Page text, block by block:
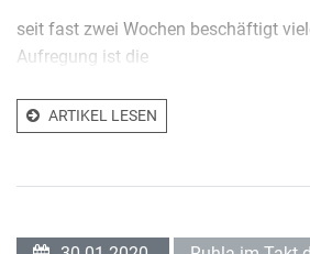
seit fast zwei Wochen beschäftigt
Aufregung ist die
ARTIKEL LESEN